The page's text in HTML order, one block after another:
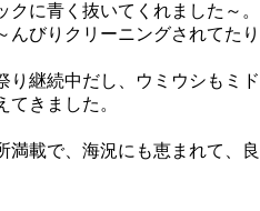
に青く抜いてくれました～。
んびりクリーニングされてたり
り継続中だし、ウミウシもミド
てきました。
満載で、海況にも恵まれて、良